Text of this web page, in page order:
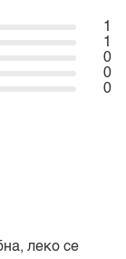
1
1
0
0
0
леко се